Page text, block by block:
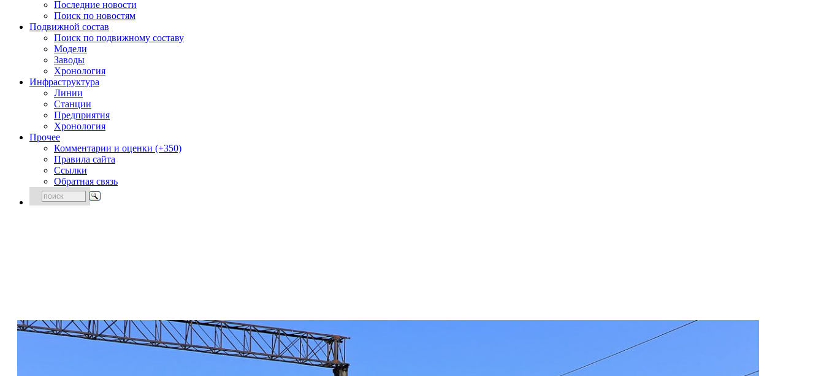
Последние новости
Поиск по новостям
Подвижной состав
Поиск по подвижному составу
Модели
Заводы
Хронология
Инфраструктура
Линии
Станции
Предприятия
Хронология
Прочее
Комментарии и оценки (+350)
Правила сайта
Ссылки
Обратная связь